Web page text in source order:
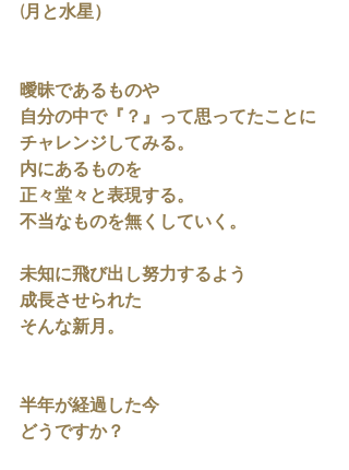
(月と水星）
曖昧であるものや
自分の中で『？』って思ってたことに
チャレンジしてみる。
内にあるものを
正々堂々と表現する。
不当なものを無くしていく。
未知に飛び出し努力するよう
成長させられた
そんな新月。
半年が経過した今
どうですか？